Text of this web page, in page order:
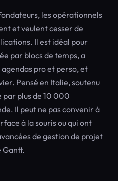
les opérationnels
et veulent cesser de
Il est idéal pour
par blocs de temps, a
pro et perso, et
Pensé en Italie, soutenu
plus de 10 000
Il peut ne pas convenir à
à la souris ou qui ont
de gestion de projet
Gantt.